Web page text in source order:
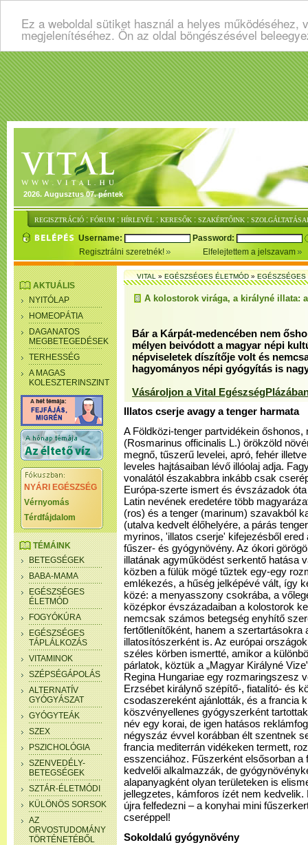
Ez a weboldal sütiket használ a helyes
megjelenítéséhez. Ön az oldal böngészésével
2026. Augusztus 07. péntek
REGISZTRÁCIÓ : FÓRUM : HÍRLEVÉL : KERESŐK : SZAKÉRTŐINK :
Username:
Password:
Regisztrálni szeretnék!
Elfelejtettem a jelszavam
AKTUÁLIS
NYITÓLAP
HOMEOPÁTIA
DAGANATOS
MEGBETEGEDÉSEK
TERHESSÉG
A MAGAS
KOLESZTERINSZINT
NYÁRI EGÉSZSÉG
Vérnyomás
Térdfájdalom
TÉMÁINK
BETEGSÉGEK
BABA-MAMA
EGÉSZSÉGES
ÉLETMÓD
FOGYÓKÚRA
EGÉSZSÉGES
TÁPLÁLKOZÁS
VITAMINOK
SZÉPSÉGÁPOLÁS
ALTERNATÍV
GYÓGYÁSZAT
GYÓGYTEÁK
SZEX
PSZICHOLÓGIA
SZENVEDÉLY-
BETEGSÉGEK
SZTÁR-ÉLETMÓDI
KÜLÖNÖS SORSOK
AZ
ORVOSTUDOMÁNY
TÖRTÉNETÉBŐL
VITAL»EGÉSZSÉGES ÉLETMÓD»
A kolostorok virága, a királyné illata:
Bár a Kárpát-medencében nem
mélyen beivódott a magyar népi
népviseletek díszítője volt és
hagyományos népi gyógyítás is
Vásároljon a Vital
Illatos cserje avagy a tenger harmata
A Földközi-tenger partvidékein őshonos,
(Rosmarinus officinalis L.) örökzöld
megnő, tűszerű levelei, apró, fehér
leveles hajtásaiban lévő illóolaj adja.
vonalától északabbra inkább csak
Európa-szerte ismert és évszázadok
Latin nevének eredetére több
(ros) és a tenger (marinum) szavakból
(utalva kedvelt élőhelyére, a párás
myrinos, 'illatos cserje' kifejezésből
fűszer- és gyógynövény. Az ókori
illatának agyműködést serkentő hatása
közben a fülük mögé tűztek egy-egy
emlékezés, a hűség jelképévé vált, így
közé: a menyasszony csokrába, a
középkor évszázadaiban a kolostorok
nemcsak számos betegség enyhítő
fertőtlenítőként, hanem a szertartásokra
illatosítószerként is. Az európai
széles körben ismertté, amikor a
párlatok, köztük a „Magyar Királyné
Regina Hungariae egy rozmaringszesz
Erzsébet királynő szépítő-, fiatalító- és
csodaszereként ajánlották, és a francia
köszvényellenes gyógyszerként
név egy korai, de igen hatásos
négyszáz évvel korábban élt szentnek
francia mediterrán vidékeken termett,
esszenciához. Fűszerként elsősorban a
kedvelői alkalmazzák, de
alapanyagként olyan területeken is
jellegzetes, kámforos ízét nem
újra felfedezni – a konyhai mini
cseréppel!
Sokoldalú gyógynövény